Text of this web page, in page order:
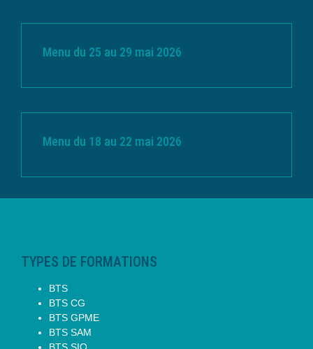
Menu du 25 au 29 mai 2026
Menu du 18 au 22 mai 2026
TYPES DE FORMATIONS
BTS
BTS CG
BTS GPME
BTS SAM